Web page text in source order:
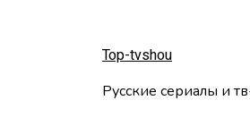
Top-tvshou
Русские сериалы и